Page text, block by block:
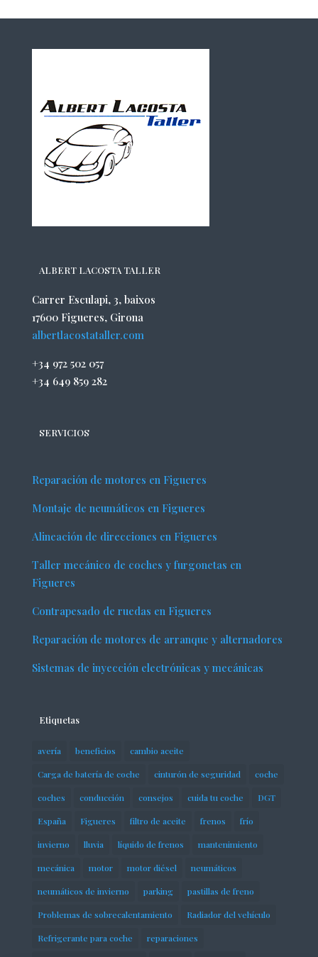
ALBERT LACOSTA TALLER
Carrer Esculapi, 3, baixos
17600 Figueres, Girona
albertlacostataller.com
+34 972 502 057
+34 649 859 282
SERVICIOS
Reparación de motores en Figueres
Montaje de neumáticos en Figueres
Alineación de direcciones en Figueres
Taller mecánico de coches y furgonetas en
Figueres
Contrapesado de ruedas en Figueres
Reparación de motores de arranque y alternadores
Sistemas de inyección electrónicas y mecánicas
Etiquetas
avería beneficios cambio aceite
Carga de batería de coche cinturón de seguridad coche
coches conducción consejos cuida tu coche DGT
España Figueres filtro de aceite frenos frío
invierno lluvia líquido de frenos mantenimiento
mecánica motor motor diésel neumáticos
neumáticos de invierno parking pastillas de freno
Problemas de sobrecalentamiento Radiador del vehículo
Refrigerante para coche reparaciones